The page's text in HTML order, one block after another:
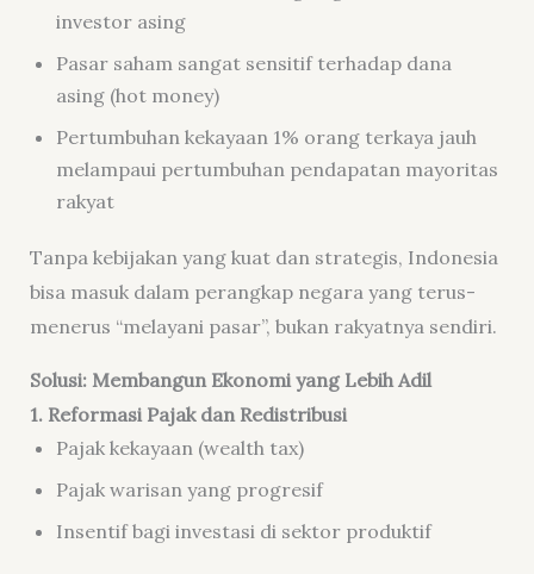
investor asing
Pasar saham sangat sensitif terhadap dana
asing (hot money)
Pertumbuhan kekayaan 1% orang terkaya jauh
melampaui pertumbuhan pendapatan mayoritas
rakyat
Tanpa kebijakan yang kuat dan strategis, Indonesia
bisa masuk dalam perangkap negara yang terus-
menerus “melayani pasar”, bukan rakyatnya sendiri.
Solusi: Membangun Ekonomi yang Lebih Adil
1. Reformasi Pajak dan Redistribusi
Pajak kekayaan (wealth tax)
Pajak warisan yang progresif
Insentif bagi investasi di sektor produktif